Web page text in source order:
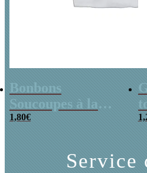
Bonbons
Soucoupes à la
poudre (x20)
1,80€
Service